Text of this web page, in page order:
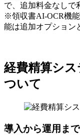
で、追加料金なしで
※領収書AI-OCR機
能は追加オプション
経費精算シ
ついて
導入から運用ま